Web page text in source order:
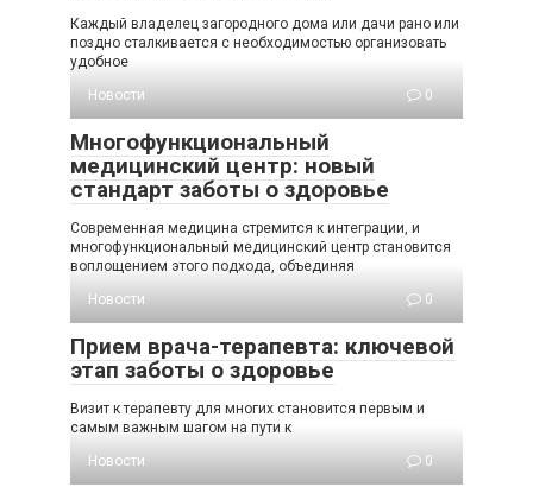
Каждый владелец загородного дома или дачи рано или
поздно сталкивается с необходимостью организовать
удобное
Новости
0
Многофункциональный
медицинский центр: новый
стандарт заботы о здоровье
Современная медицина стремится к интеграции, и
многофункциональный медицинский центр становится
воплощением этого подхода, объединяя
Новости
0
Прием врача-терапевта: ключевой
этап заботы о здоровье
Визит к терапевту для многих становится первым и
самым важным шагом на пути к
Новости
0